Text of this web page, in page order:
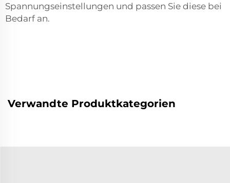
Spannungseinstellungen und passen Sie diese bei
Bedarf an.
Verwandte Produktkategorien